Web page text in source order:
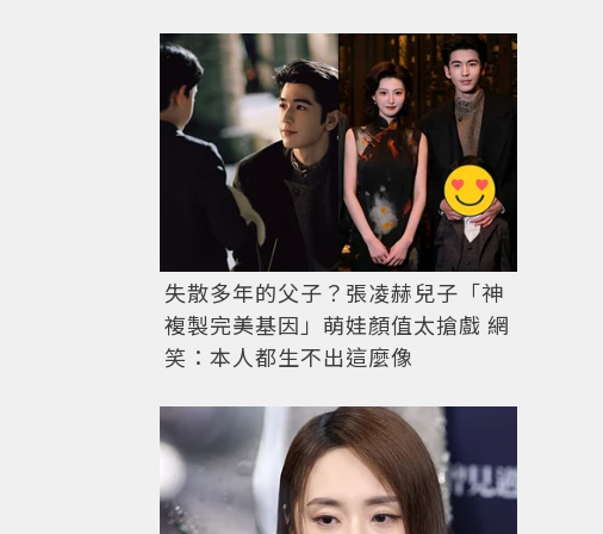
失散多年的父子？張凌赫兒子「神
複製完美基因」萌娃顏值太搶戲 網
笑：本人都生不出這麼像